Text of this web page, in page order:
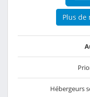
Plus de
Hébergeurs